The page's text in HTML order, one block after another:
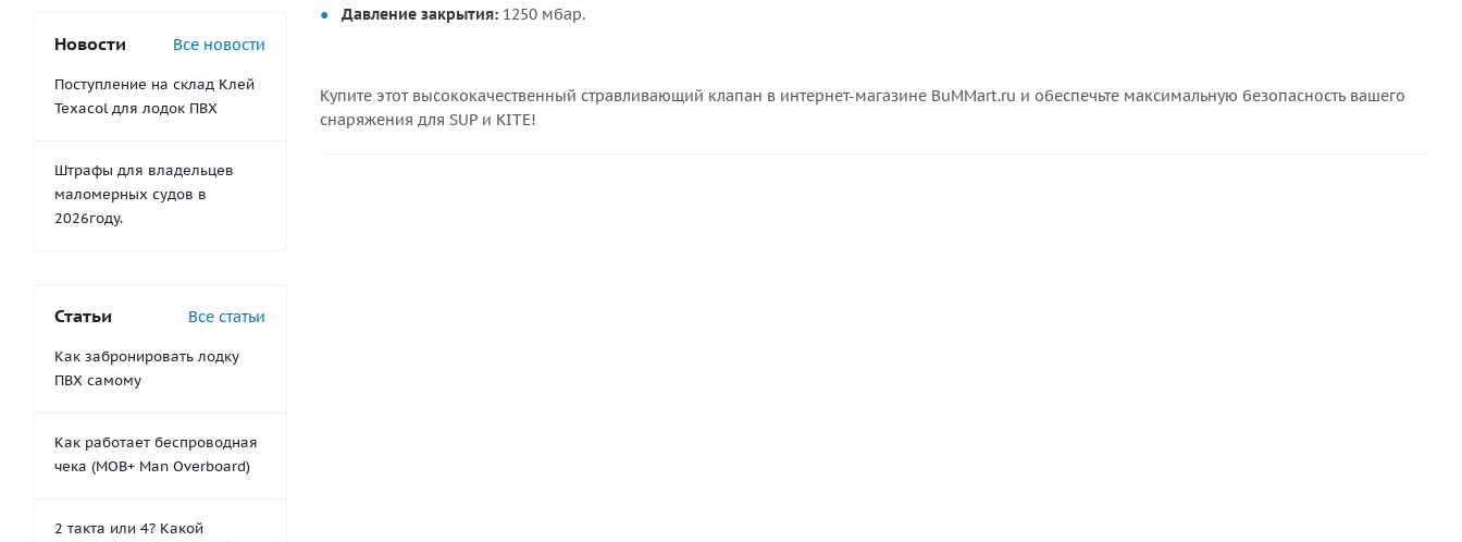
Давление закрытия: 1250 мбар.
Купите этот высококачественный стравливающий клапан в интернет-магазине BuMMart.ru и обеспечьте максимальную безопасность вашего
снаряжения для SUP и KITE!
Новости Все новости
Поступление на склад Клей
Texacol для лодок ПВХ
Штрафы для владельцев
маломерных судов в
2026году.
Статьи Все статьи
Как забронировать лодку
ПВХ самому
Как работает беспроводная
чека (MOB+ Man Overboard)
2 такта или 4? Какой